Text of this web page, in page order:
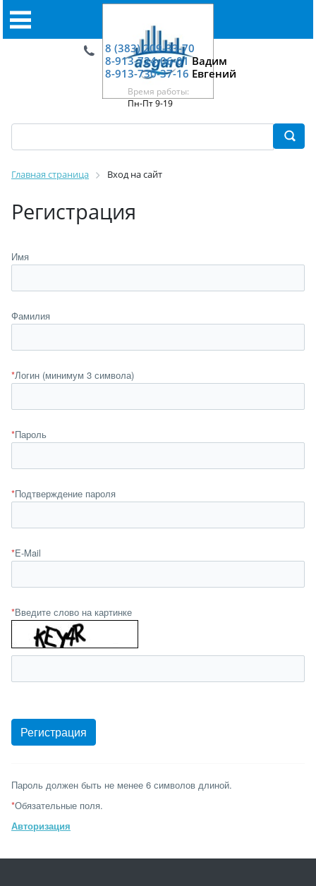
8 (383) 209-33-70
8-913-724-06-01Вадим
8-913-730-37-16 Евгений
Время работы:
Пн-Пт 9-19
Главная страница Вход на сайт
Регистрация
Имя
Фамилия
*Логин (минимум 3 символа)
*Пароль
*Подтверждение пароля
*E-Mail
*Введите слово на картинке
Пароль должен быть не менее 6 символов длиной.
*Обязательные поля.
Авторизация